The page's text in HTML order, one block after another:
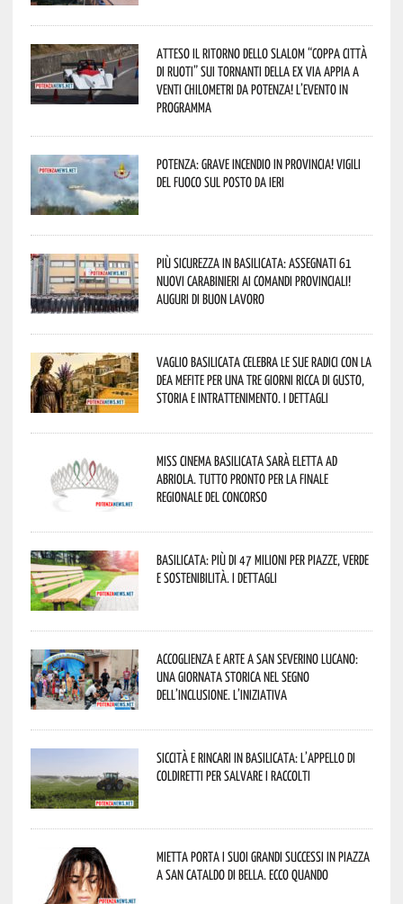
Atteso il ritorno dello slalom “Coppa Città
di Ruoti” sui tornanti della ex via Appia a
venti chilometri da Potenza! L’evento in
programma
Potenza: grave incendio in Provincia! Vigili
del fuoco sul posto da ieri
Più sicurezza in Basilicata: assegnati 61
nuovi Carabinieri ai Comandi provinciali!
Auguri di buon lavoro
Vaglio Basilicata celebra le sue radici con la
Dea Mefite per una tre giorni ricca di gusto,
storia e intrattenimento. I dettagli
Miss Cinema Basilicata sarà eletta ad
Abriola. Tutto pronto per la finale
regionale del concorso
Basilicata: più di 47 milioni per piazze, verde
e sostenibilità. I dettagli
Accoglienza e arte a San Severino Lucano:
una giornata storica nel segno
dell’inclusione. L’iniziativa
Siccità e rincari in Basilicata: l’appello di
Coldiretti per salvare i raccolti
Mietta porta i suoi grandi successi in piazza
a San Cataldo di Bella. Ecco quando